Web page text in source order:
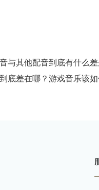
与其他配音到底有什么差
底差在哪？游戏音乐该如